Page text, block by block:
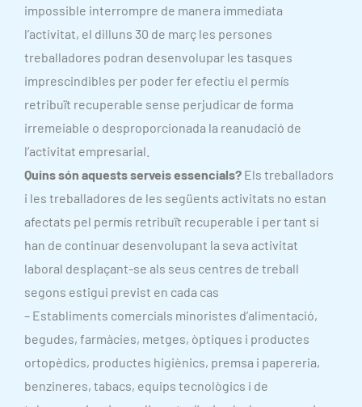
impossible interrompre de manera immediata
l’activitat, el dilluns 30 de març les persones
treballadores podran desenvolupar les tasques
imprescindibles per poder fer efectiu el permís
retribuït recuperable sense perjudicar de forma
irremeiable o desproporcionada la reanudació de
l’activitat empresarial.
Quins són aquests serveis essencials? Els treballadors
i les treballadores de les següents activitats no estan
afectats pel permís retribuït recuperable i per tant sí
han de continuar desenvolupant la seva activitat
laboral desplaçant-se als seus centres de treball
segons estigui previst en cada cas
– Establiments comercials minoristes d’alimentació,
begudes, farmàcies, metges, òptiques i productes
ortopèdics, productes higiènics, premsa i papereria,
benzineres, tabacs, equips tecnològics i de